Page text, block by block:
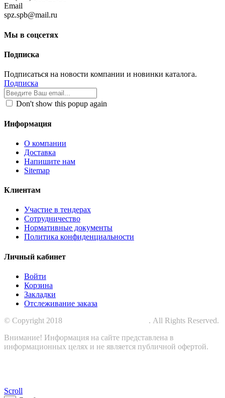
Email
spz.spb@mail.ru
Мы в соцсетях
Подписка
Подписаться на новости компании и новинки каталога.
Подписка
Don't show this popup again
Информация
О компании
Доставка
Напишите нам
Sitemap
Клиентам
Участие в тендерах
Сотрудничество
Нормативные документы
Политика конфиденциальности
Личный кабинет
Войти
Корзина
Закладки
Отслеживание заказа
© Copyright 2018
. All Rights Reserved.
Внимание! Информация на сайте представлена в
информационных целях и не является публичной офертой.
Scroll